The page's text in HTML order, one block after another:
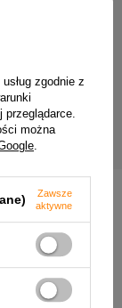
Więcej
Pomoc
zgodnie z
można
Zawsze
aktywne